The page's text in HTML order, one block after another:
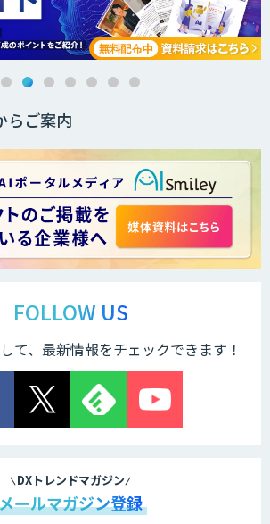
ご案内
FOLLOW US
て、最新情報をチェックできます！
DXトレンドマガジン
ールマガジン登録